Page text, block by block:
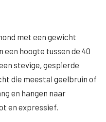
met een gewicht
een hoogte tussen de 40
stevige, gespierde
die meestal geelbruin of
en hangen naar
en expressief.